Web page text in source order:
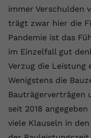
immer Verschulden
trägt zwar hier die
Pandemie ist das
im Einzelfall gut
Verzug die Leistung
Wenigstens die
Bauträgerverträgen
seit 2018
viele Klauseln in
Anbieter
Laufzeit
Zweck